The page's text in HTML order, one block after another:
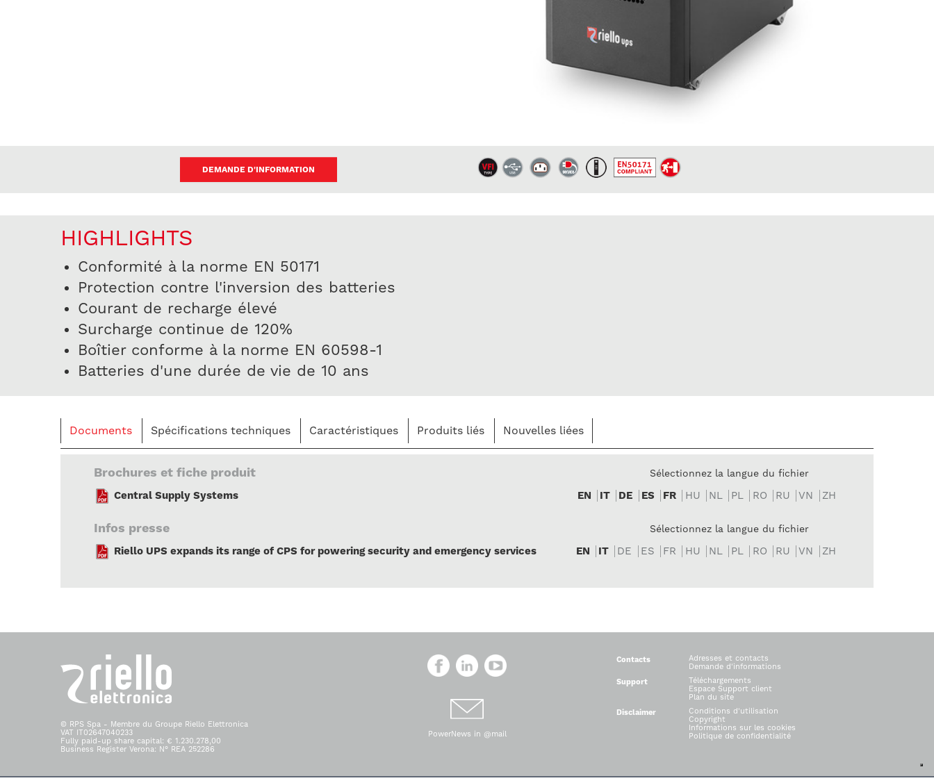
DEMANDE D'INFORMATION
HIGHLIGHTS
Conformité à la norme EN 50171
Protection contre l'inversion des batteries
Courant de recharge élevé
Surcharge continue de 120%
Boîtier conforme à la norme EN 60598-1
Batteries d'une durée de vie de 10 ans
Documents Spécifications techniques Caractéristiques Produits liés Nouvelles liées
Brochures et fiche produit Sélectionnez la langue du fichier
Central Supply Systems EN IT DE ES FR HU NL PL RO RU VN ZH
Infos presse Sélectionnez la langue du fichier
Riello UPS expands its range of CPS for powering security and emergency services EN IT DE ES FR HU NL PL RO RU VN ZH
© RPS Spa - Membre du Groupe Riello Elettronica
VAT IT02647040233
Fully paid-up share capital: € 1.230.278,00
Business Register Verona: N° REA 252286
PowerNews in @mail
Contacts
Adresses et contacts
Demande d'informations
Support
Téléchargements
Espace Support client
Plan du site
Disclaimer
Conditions d'utilisation
Copyright
Informations sur les cookies
Politique de confidentialité